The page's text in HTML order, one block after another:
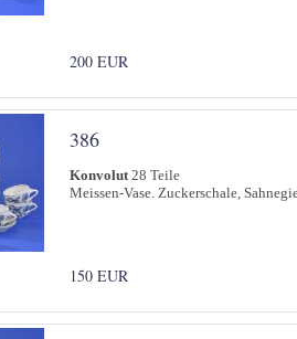
200 EUR
386
Konvolut28 Teile
Meissen-Vase. Zuckerschale,
150 EUR